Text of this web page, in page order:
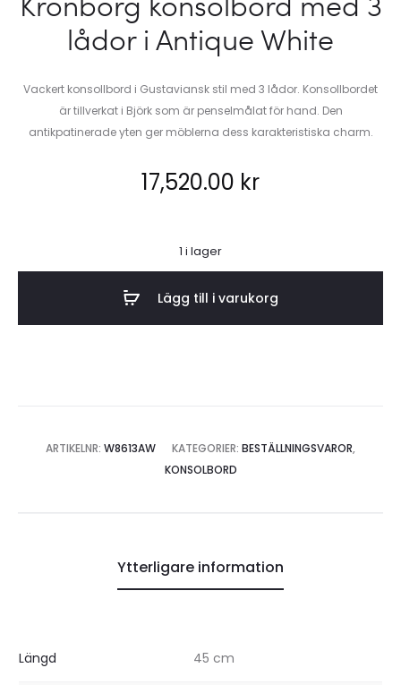
lådor i Antique White
Vackert konsollbord i Gustaviansk stil med 3 lådor. Konsollbordet
är tillverkat i Björk som är penselmålat för hand. Den
antikpatinerade yten ger möblerna dess karakteristiska charm.
17,520.00 kr
1 i lager
Lägg till i varukorg
ARTIKELNR: W8613AW KATEGORIER: BESTÄLLNINGSVAROR,
KONSOLBORD
Ytterligare information
Längd 45 cm